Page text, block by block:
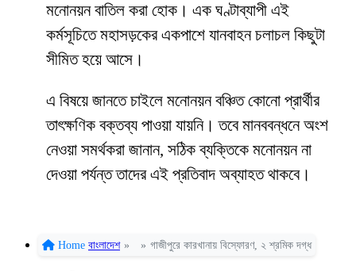
মনোনয়ন বাতিল করা হোক। এক ঘণ্টাব্যাপী এই
কর্মসূচিতে মহাসড়কের একপাশে যানবাহন চলাচল কিছুটা
সীমিত হয়ে আসে।
এ বিষয়ে জানতে চাইলে মনোনয়ন বঞ্চিত কোনো প্রার্থীর
তাৎক্ষণিক বক্তব্য পাওয়া যায়নি। তবে মানববন্ধনে অংশ
নেওয়া সমর্থকরা জানান, সঠিক ব্যক্তিকে মনোনয়ন না
দেওয়া পর্যন্ত তাদের এই প্রতিবাদ অব্যাহত থাকবে।
Home বাংলাদেশ » » গাজীপুরে কারখানায় বিস্ফোরণ, ২ শ্রমিক দগ্ধ